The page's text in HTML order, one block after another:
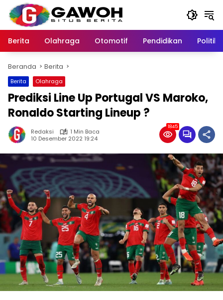
Langsung
konten
Berita
Olahraga Otomotif Pendidikan Politik
Beranda Berita
Berita Olahraga
Prediksi Line Up Portugal VS Maroko,
Ronaldo Starting Lineup ?
Redaksi
1 Min Baca
10 Desember 2022 19:24
1845